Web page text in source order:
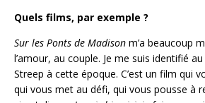
Quels films, par exemple ?
Sur les Ponts de Madison m’a beaucoup
l’amour, au couple. Je me suis identifié
Streep à cette époque. C’est un film qui
qui vous met au défi, qui vous pousse à